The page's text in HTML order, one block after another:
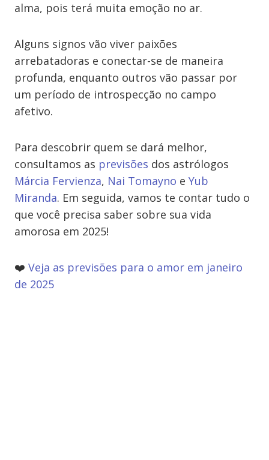
alma, pois terá muita emoção no ar.
Alguns signos vão viver paixões
arrebatadoras e conectar-se de maneira
profunda, enquanto outros vão passar por
um período de introspecção no campo
afetivo.
Para descobrir quem se dará melhor,
consultamos as previsões dos astrólogos
Márcia Fervienza, Nai Tomayno e Yub
Miranda. Em seguida, vamos te contar tudo o
que você precisa saber sobre sua vida
amorosa em 2025!
❤️ Veja as previsões para o amor em janeiro
de 2025